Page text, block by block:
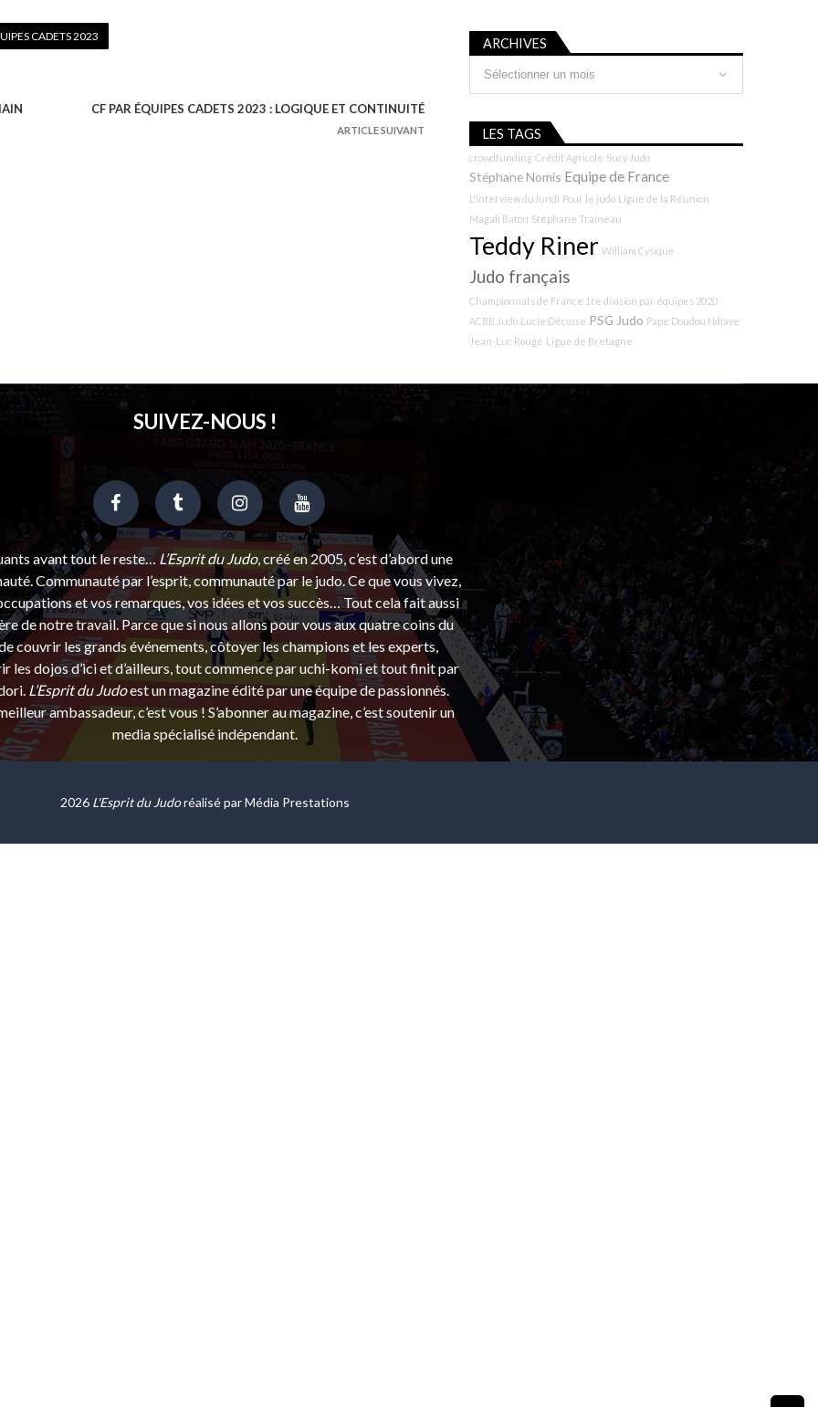
CADETS 2023
CF PAR ÉQUIPES CADETS 2023 : LOGIQUE ET CONTINUITÉ
ARTICLE SUIVANT
ARCHIVES
LES TAGS
crowdfunding Crédit Agricole Sucy Judo
Stéphane Nomis Equipe de France
L'interview du lundi Pour le judo Ligue de la Réunion
Magali Baton Stéphane Traineau
Teddy Riner William Cysique
Judo français
Championnats de France 1re division par équipes 2020
ACBB Judo Lucie Décosse PSG Judo Pape Doudou Ndiaye
Jean-Luc Rougé Ligue de Bretagne
SUIVEZ-NOUS !
avant tout le reste… L’Esprit du Judo, créé en 2005, c’est d’abord une
Communauté par l’esprit, communauté par le judo. Ce que vous vivez,
et vos remarques, vos idées et vos succès… Tout cela fait aussi
de notre travail. Parce que si nous allons pour vous aux quatre coins du
couvrir les grands événements, côtoyer les champions et les experts,
les dojos d’ici et d’ailleurs, tout commence par uchi-komi et tout finit par
L’Esprit du Judoest un magazine édité par une équipe de passionnés.
ambassadeur, c’est vous ! S’abonner au magazine, c’est soutenir un
media spécialisé indépendant.
2026 L'Esprit du Judoréalisé parMédia Prestations